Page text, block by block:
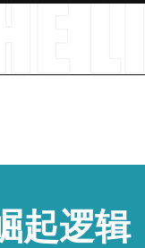
起逻辑